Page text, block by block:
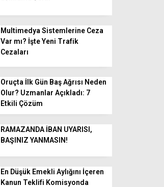
Multimedya Sistemlerine Ceza
Var mı? İşte Yeni Trafik
Cezaları
Oruçta İlk Gün Baş Ağrısı Neden
Olur? Uzmanlar Açıkladı: 7
Etkili Çözüm
RAMAZANDA İBAN UYARISI,
BAŞINIZ YANMASIN!
En Düşük Emekli Aylığını İçeren
Kanun Teklifi Komisyonda